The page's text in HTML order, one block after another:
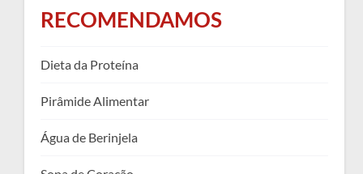
RECOMENDAMOS
Dieta da Proteína
Pirâmide Alimentar
Água de Berinjela